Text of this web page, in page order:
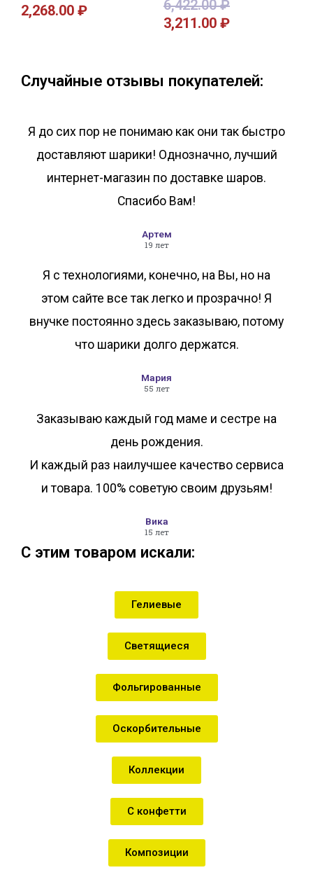
2,268.00 ₽ 6,422.00₽
3,211.00 ₽
Случайные отзывы покупателей:
Я до сих пор не понимаю как они так быстро
доставляют шарики! Однозначно, лучший
интернет-магазин по доставке шаров.
Спасибо Вам!
Артем
19 лет
Я с технологиями, конечно, на Вы, но на
этом сайте все так легко и прозрачно! Я
внучке постоянно здесь заказываю, потому
что шарики долго держатся.
Мария
55 лет
Заказываю каждый год маме и сестре на
день рождения.
И каждый раз наилучшее качество сервиса
и товара. 100% советую своим друзьям!
Вика
15 лет
С этим товаром искали:
Гелиевые
Светящиеся
Фольгированные
Оскорбительные
Коллекции
С конфетти
Композиции